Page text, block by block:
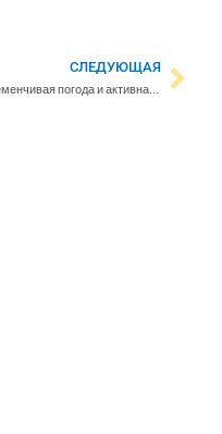
СЛЕДУЮЩАЯ
Переменчивая погода и активная посыпка дорог гравием этой зимой привели к увеличению количества пыли на дорогах